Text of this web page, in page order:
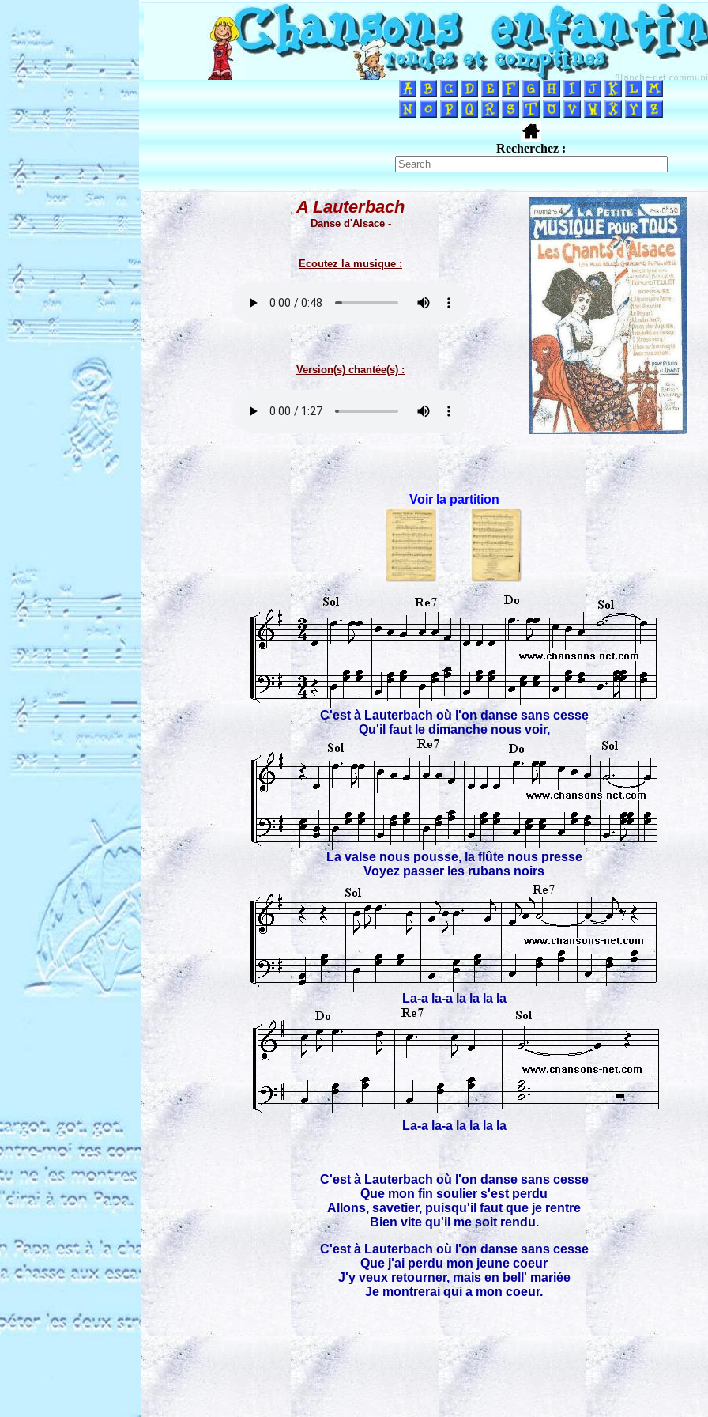
Recherchez :
A Lauterbach
Danse d'Alsace -
Ecoutez la musique :
Version(s) chantée(s) :
Voir la partition
C'est à Lauterbach où l'on danse sans cesse
Qu'il faut le dimanche nous voir,
La valse nous pousse, la flûte nous presse
Voyez passer les rubans noirs
La-a la-a la la la la
La-a la-a la la la la
C'est à Lauterbach où l'on danse sans cesse
Que mon fin soulier s'est perdu
Allons, savetier, puisqu'il faut que je rentre
Bien vite qu'il me soit rendu.
C'est à Lauterbach où l'on danse sans cesse
Que j'ai perdu mon jeune coeur
J'y veux retourner, mais en bell' mariée
Je montrerai qui a mon coeur.